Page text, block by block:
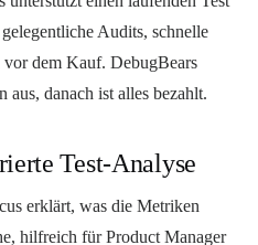
Audits, schnelle
dem Kauf. DebugBears
aus, danach ist alles bezahlt.
Test-Analyse
erklärt, was die Metriken
hilfreich für Product Manager